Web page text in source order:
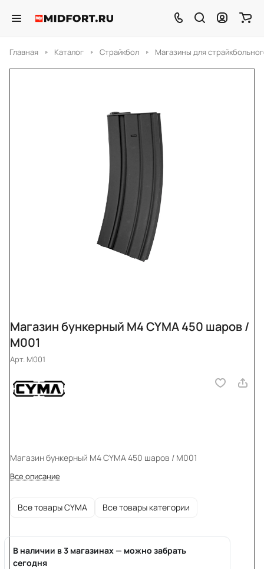
Главная Каталог Страйкбол Магазины для
Магазин бункерный M4 CYMA 450 шаров /
М001
Арт. M001
Магазин бункерный M4 CYMA 450 шаров / М001
Все описание
Все товары CYMA Все товары категории
В наличии в 3 магазинах — можно забрать
сегодня